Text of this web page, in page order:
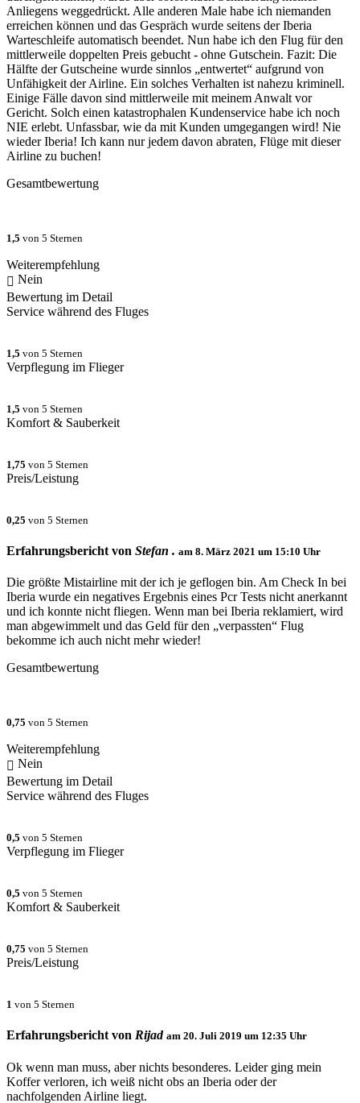
Anliegens weggedrückt. Alle anderen Male habe ich niemanden
erreichen können und das Gespräch wurde seitens der Iberia
Warteschleife automatisch beendet. Nun habe ich den Flug für den
mittlerweile doppelten Preis gebucht - ohne Gutschein. Fazit: Die
Hälfte der Gutscheine wurde sinnlos „entwertet“ aufgrund von
Unfähigkeit der Airline. Ein solches Verhalten ist nahezu kriminell.
Einige Fälle davon sind mittlerweile mit meinem Anwalt vor
Gericht. Solch einen katastrophalen Kundenservice habe ich noch
NIE erlebt. Unfassbar, wie da mit Kunden umgegangen wird! Nie
wieder Iberia! Ich kann nur jedem davon abraten, Flüge mit dieser
Airline zu buchen!
Gesamtbewertung
1,5 von 5 Sternen
Weiterempfehlung
Nein
Bewertung im Detail
Service während des Fluges
1,5 von 5 Sternen
Verpflegung im Flieger
1,5 von 5 Sternen
Komfort & Sauberkeit
1,75 von 5 Sternen
Preis/Leistung
0,25 von 5 Sternen
Erfahrungsbericht von Stefan . am 8. März 2021 um 15:10 Uhr
Die größte Mistairline mit der ich je geflogen bin. Am Check In bei
Iberia wurde ein negatives Ergebnis eines Pcr Tests nicht anerkannt
und ich konnte nicht fliegen. Wenn man bei Iberia reklamiert, wird
man abgewimmelt und das Geld für den „verpassten“ Flug
bekomme ich auch nicht mehr wieder!
Gesamtbewertung
0,75 von 5 Sternen
Weiterempfehlung
Nein
Bewertung im Detail
Service während des Fluges
0,5 von 5 Sternen
Verpflegung im Flieger
0,5 von 5 Sternen
Komfort & Sauberkeit
0,75 von 5 Sternen
Preis/Leistung
1 von 5 Sternen
Erfahrungsbericht von Rijad am 20. Juli 2019 um 12:35 Uhr
Ok wenn man muss, aber nichts besonderes. Leider ging mein
Koffer verloren, ich weiß nicht obs an Iberia oder der
nachfolgenden Airline liegt.